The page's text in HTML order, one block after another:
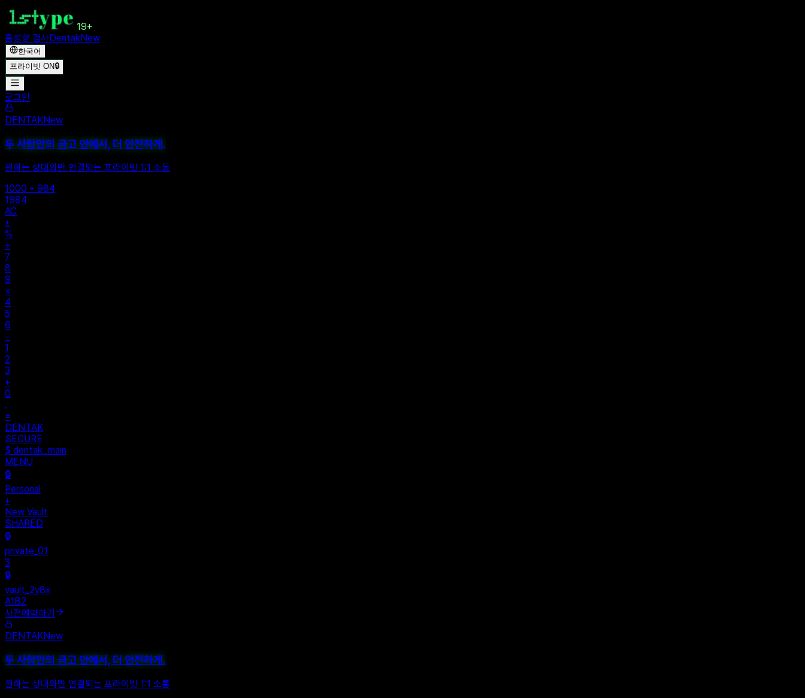
19+
홈성향 검사DentakNew
한국어
프라이빗 ON🔒
로그인
DENTAKNew
두 사람만의 금고 안에서, 더 안전하게.
원하는 상대와만 연결되는 프라이빗 1:1 소통
1000 + 984
1984
AC
±
%
÷
7
8
9
×
4
5
6
−
1
2
3
+
0
.
=
$ auth...
$ vault --ok
DENTAK
ACCESS OK
DENTAK
SECURE
$ dentak_main
MENU
🔒
Personal
+
New Vault
SHARED
🔒
private_01
3
🔒
vault_2y8x
사전예약하기
DENTAKNew